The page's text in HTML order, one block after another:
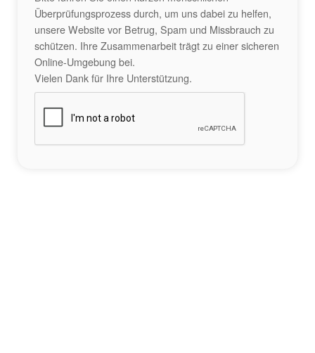
Überprüfungsprozess durch, um uns dabei zu helfen,
unsere Website vor Betrug, Spam und Missbrauch zu
schützen. Ihre Zusammenarbeit trägt zu einer sicheren
Online-Umgebung bei.
Vielen Dank für Ihre Unterstützung.